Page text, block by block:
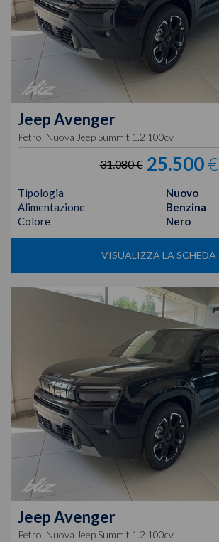
JeepAvenger
Petrol Nuova Jeep Summit 1.2 100cv
31.080 € 25.500€
Tipologia
Nuovo
Alimentazione
Benzina
Colore
Nero
VISUALIZZA LA SCHEDA
JeepAvenger
Petrol Nuova Jeep Summit 1.2 100cv